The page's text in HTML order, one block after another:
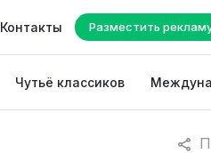
Контакты Разместить
Чутьё классиков